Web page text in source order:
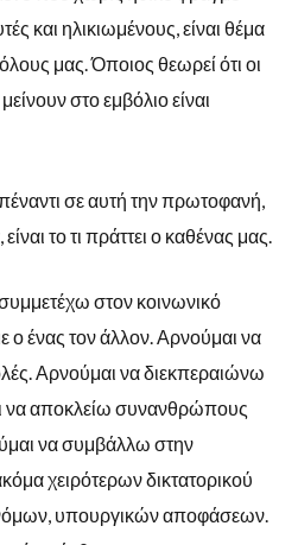
και ηλικιωμένους, είναι θέμα
μας. Όποιος θεωρεί ότι οι
στο εμβόλιο είναι
σε αυτή την πρωτοφανή,
το τι πράττει ο καθένας μας.
στον κοινωνικό
ο ένας τον άλλον. Αρνούμαι να
Αρνούμαι να διεκπεραιώνω
να αποκλείω συνανθρώπους
να συμβάλλω στην
χειρότερων δικτατορικού
υπουργικών αποφάσεων.